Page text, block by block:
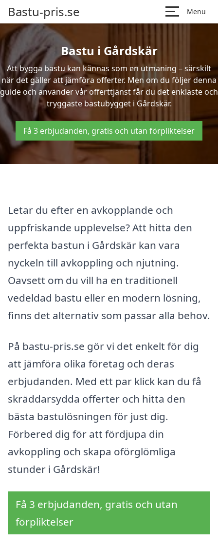
Bastu-pris.se Menu
Bastu i Gårdskär
Att bygga bastu kan kännas som en utmaning – särskilt
när det gäller att jämföra offerter. Men om du följer denna
guide och använder vår offerttjänst får du det enklaste och
tryggaste bastubygget i Gårdskär.
Få 3 erbjudanden, gratis och utan förpliktelser
Letar du efter en avkopplande och
uppfriskande upplevelse? Att hitta den
perfekta bastun i Gårdskär kan vara
nyckeln till avkoppling och njutning.
Oavsett om du vill ha en traditionell
vedeldad bastu eller en modern lösning,
finns det alternativ som passar alla behov.
På bastu-pris.se gör vi det enkelt för dig
att jämföra olika företag och deras
erbjudanden. Med ett par klick kan du få
skräddarsydda offerter och hitta den
bästa bastulösningen för just dig.
Förbered dig för att fördjupa din
avkoppling och skapa oförglömliga
stunder i Gårdskär!
Få 3 erbjudanden, gratis och utan
förpliktelser